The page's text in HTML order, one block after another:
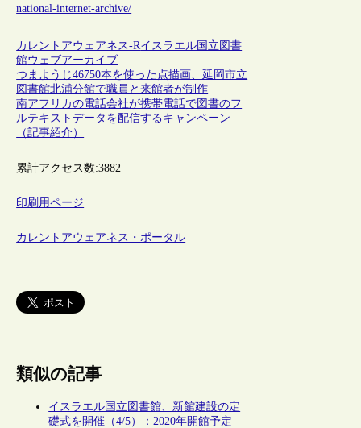
national-internet-archive/
カレントアウェアネス-Rイスラエル国立図書
館ウェブアーカイブ
つまようじ46750本を使った点描画、延岡市立
図書館北浦分館で職員と来館者が制作
南アフリカの電話会社が携帯電話で図書のフ
ルテキストデータを配信するキャンペーン
（記事紹介）
累計アクセス数:3882
印刷用ページ
カレントアウェアネス・ポータル
類似の記事
イスラエル国立図書館、新館建設の定
礎式を開催（4/5）：2020年開館予定